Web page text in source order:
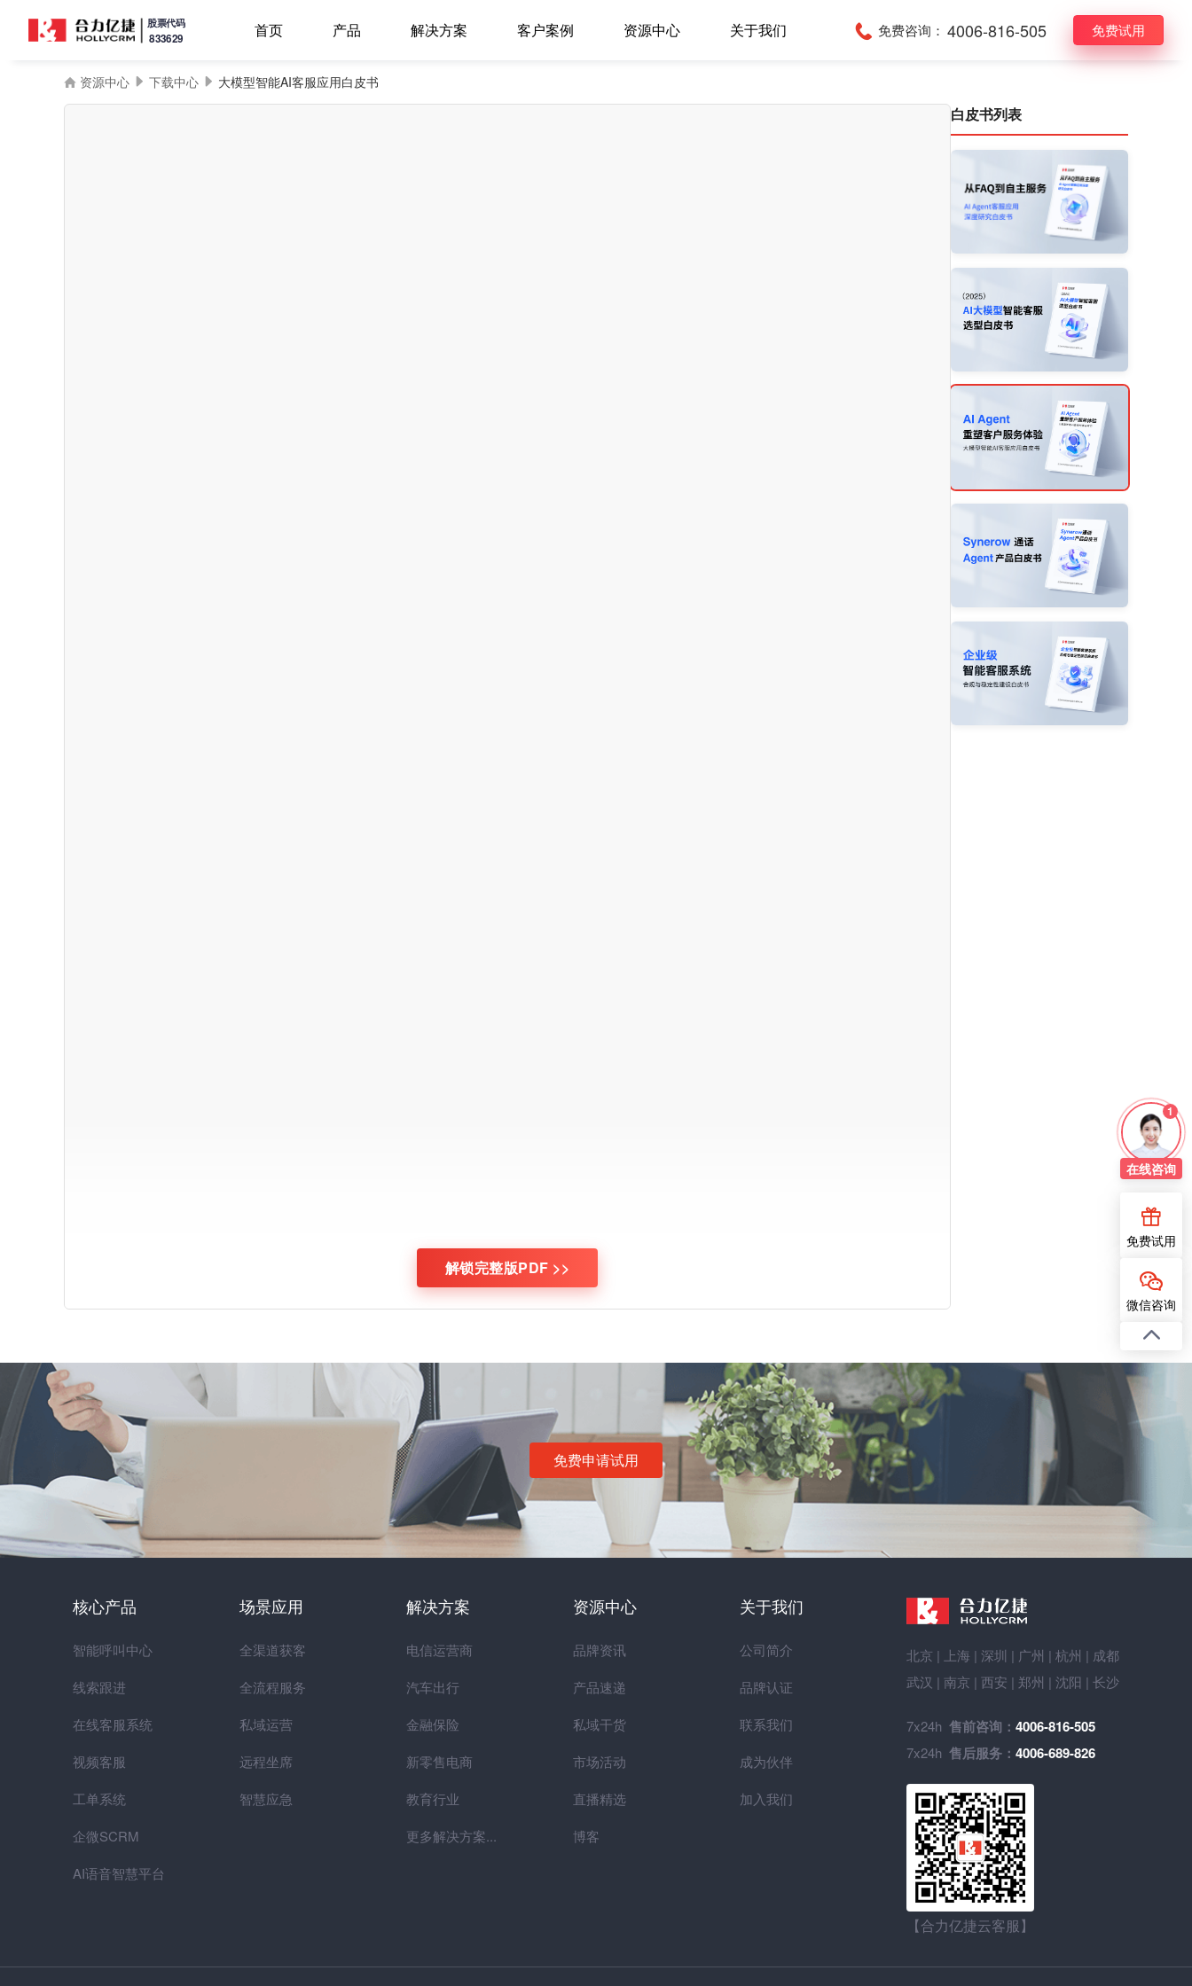
股票代码
833629 首页 产品 解决方案 客户案例 资源中心 关于我们 免费咨询： 4006-816-505 免费试用
资源中心 下载中心 大模型智能AI客服应用白皮书
解锁完整版PDF >>
白皮书列表
免费申请试用
核心产品
智能呼叫中心
线索跟进
在线客服系统
视频客服
工单系统
企微SCRM
AI语音智慧平台
场景应用
全渠道获客
全流程服务
私域运营
远程坐席
智慧应急
解决方案
电信运营商
汽车出行
金融保险
新零售电商
教育行业
更多解决方案...
资源中心
品牌资讯
产品速递
私域干货
市场活动
直播精选
博客
关于我们
公司简介
品牌认证
联系我们
成为伙伴
加入我们
北京 | 上海 | 深圳 | 广州 | 杭州 | 成都
武汉 | 南京 | 西安 | 郑州 | 沈阳 | 长沙
7x24h 售前咨询： 4006-816-505
7x24h 售后服务： 4006-689-826
【合力亿捷云客服】
1
在线咨询
免费试用
微信咨询